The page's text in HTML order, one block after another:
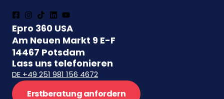
Epro 360 USA
Am Neuen Markt 9 E-F
14467 Potsdam
Lass uns telefonieren
DE +49 251 981 156 4672
Erstberatung anfordern